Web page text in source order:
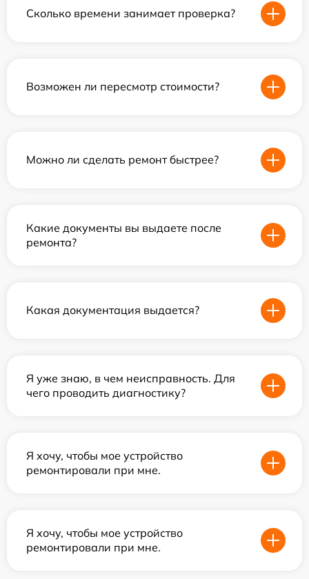
Сколько времени занимает проверка?
Возможен ли пересмотр стоимости?
Можно ли сделать ремонт быстрее?
Какие документы вы выдаете после
ремонта?
Какая документация выдается?
Я уже знаю, в чем неисправность. Для
чего проводить диагностику?
Я хочу, чтобы мое устройство
ремонтировали при мне.
Я хочу, чтобы мое устройство
ремонтировали при мне.